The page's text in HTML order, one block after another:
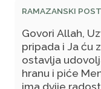
Ja ću za njega
RAMAZANSKI POST
Govori Allah,
pripada i Ja ću
ostavlja
hranu i piće
ima dvije